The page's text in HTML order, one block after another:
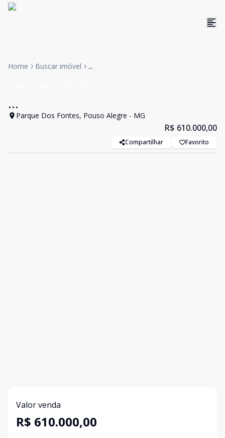
Home Buscar imóvel ...
...
Parque Dos Fontes, Pouso Alegre - MG
R$ 610.000,00
Compartilhar Favorito
Valor venda
R$ 610.000,00